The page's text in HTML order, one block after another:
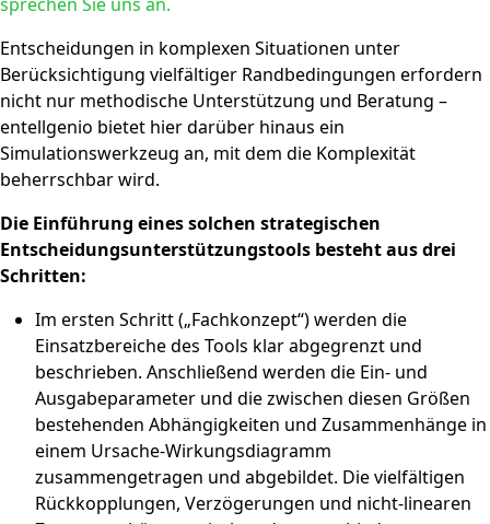
Entscheidungen in komplexen Situationen unter
Berücksichtigung vielfältiger Randbedingungen erfordern
nicht nur methodische Unterstützung und Beratung –
entellgenio bietet hier darüber hinaus ein
Simulationswerkzeug an, mit dem die Komplexität
beherrschbar wird.
Die Einführung eines solchen strategischen
Entscheidungsunterstützungstools besteht aus drei
Schritten:
Im ersten Schritt („Fachkonzept“) werden die
Einsatzbereiche des Tools klar abgegrenzt und
beschrieben. Anschließend werden die Ein- und
Ausgabeparameter und die zwischen diesen Größen
bestehenden Abhängigkeiten und Zusammenhänge in
einem Ursache-Wirkungsdiagramm
zusammengetragen und abgebildet. Die vielfältigen
Rückkopplungen, Verzögerungen und nicht-linearen